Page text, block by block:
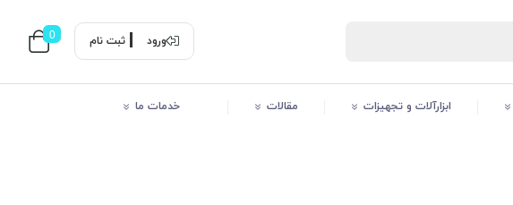
ورود ثبت نام 0
ابزارآلات و تجهیزات مقالات خدمات ما